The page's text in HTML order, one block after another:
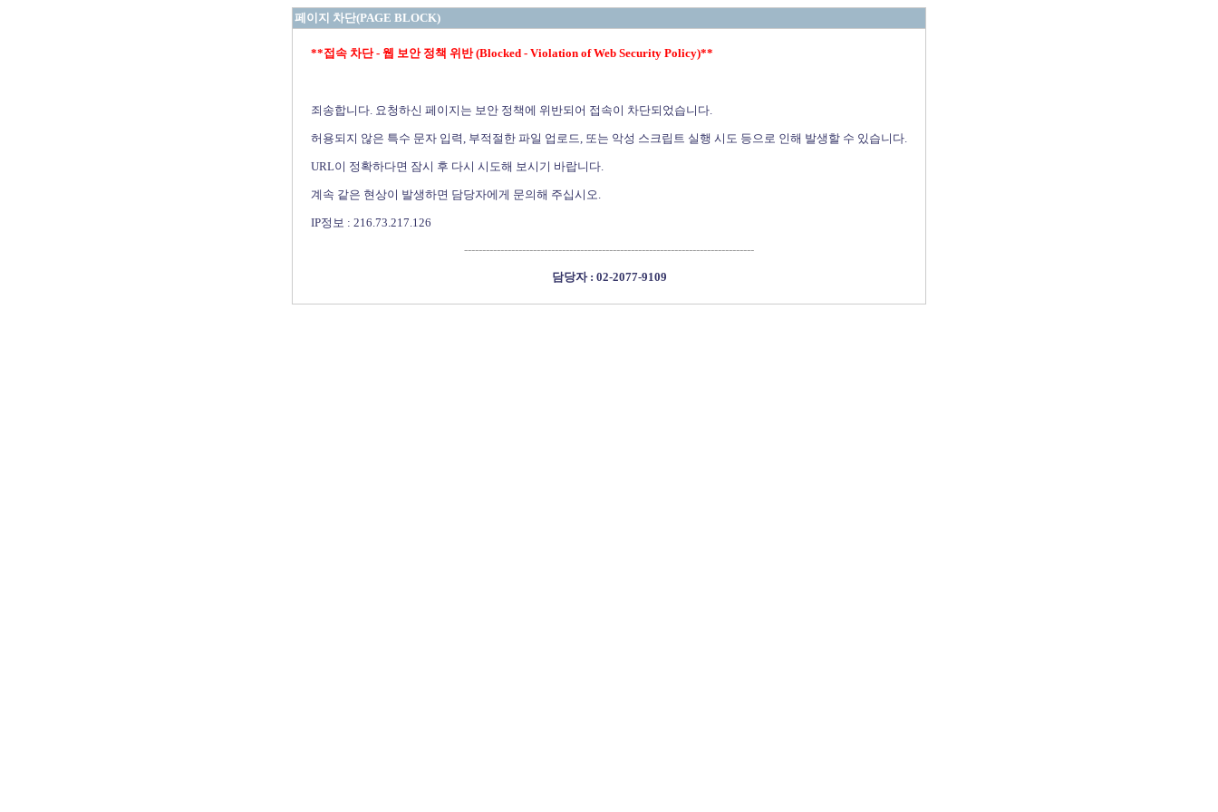
페이지 차단(PAGE BLOCK)
**접속 차단 - 웹 보안 정책 위반 (Blocked - Violation of Web Security Policy)**
죄송합니다. 요청하신 페이지는 보안 정책에 위반되어 접속이 차단되었습니다.
허용되지 않은 특수 문자 입력, 부적절한 파일 업로드, 또는 악성 스크립트 실행 시도 등으로 인해 발생할 수 있습니다.
URL이 정확하다면 잠시 후 다시 시도해 보시기 바랍니다.
계속 같은 현상이 발생하면 담당자에게 문의해 주십시오.
IP정보 : 216.73.217.126
--------------------------------------------------------------------------------
담당자 : 02-2077-9109